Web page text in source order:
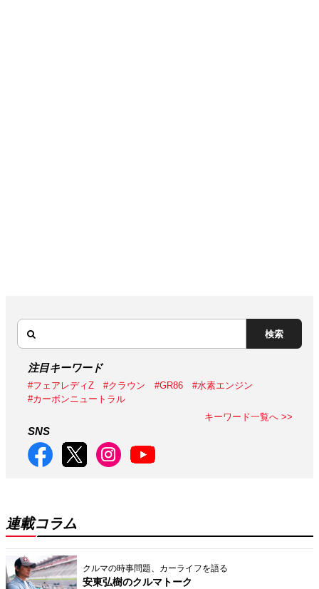
検索
注目キーワード
#フェアレディZ #クラウン #GR86
#水素エンジン
#カーボンニュートラル
キーワード一覧へ >>
SNS
連載コラム
クルマの時事問題、カーライフを語る
安東弘樹のクルマトーク